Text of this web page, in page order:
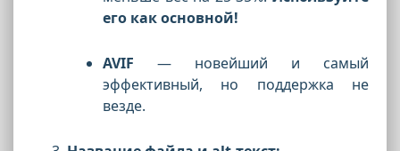
его как основной!
AVIF — новейший и самый
эффективный, но поддержка не
везде.